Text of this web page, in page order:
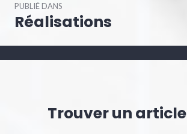
dePUBLIÉ DANS
Réalisations
Trouver un article